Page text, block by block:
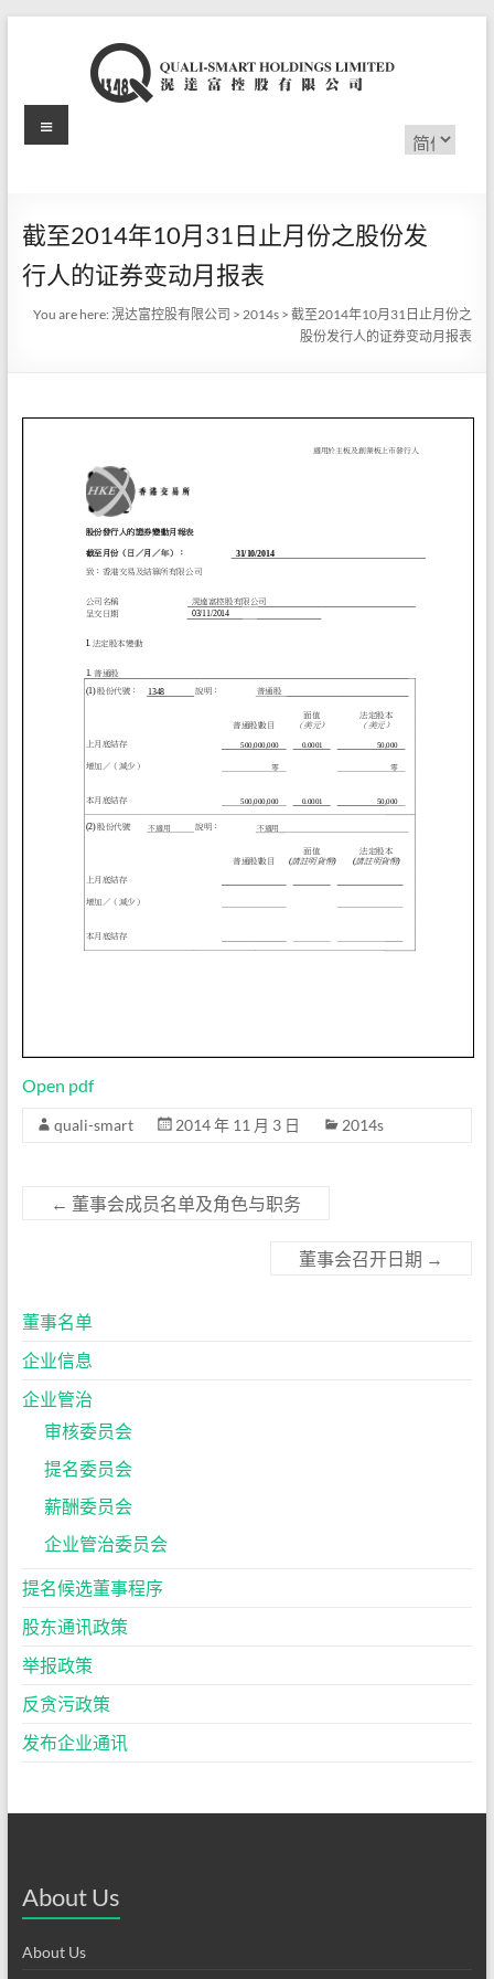
滉
富
控
股
公
选
择
Menu
截至2014年10月31日止月份之股份发
行人的证券变动月报表
You are here:滉达富控股有限公司 >2014s >截至2014年10月31日止月份之
股份发行人的证券变动月报表
Open pdf
quali-smart 2014 年 11 月 3 日 2014s
← 董事会成员名单及角色与职务
董事会召开日期 →
董事名单
企业信息
企业管治
审核委员会
提名委员会
薪酬委员会
企业管治委员会
提名候选董事程序
股东通讯政策
举报政策
反贪污政策
发布企业通讯
About Us
About Us